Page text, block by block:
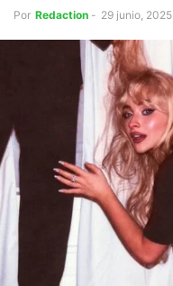
Por Redaction - 29 junio, 2025